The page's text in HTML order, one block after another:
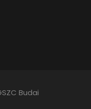
Budai